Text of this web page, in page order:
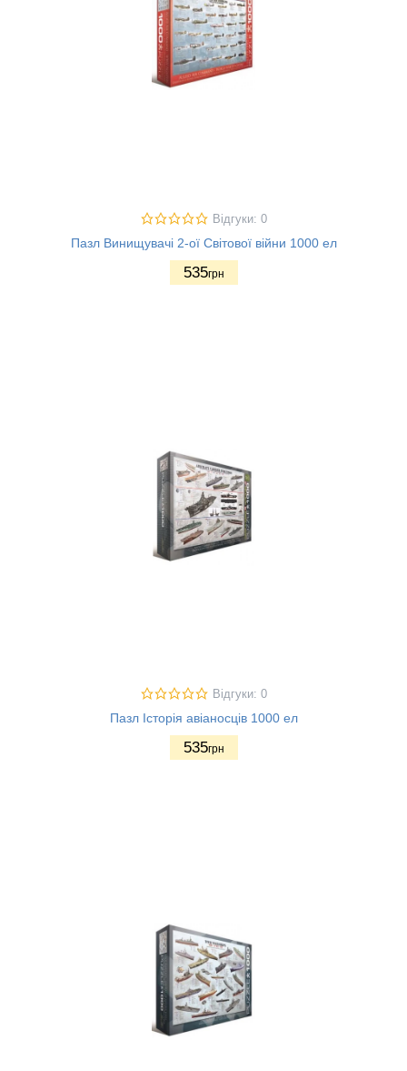
Відгуки: 0
Пазл Винищувачі 2-ої Світової війни 1000 ел
535грн
Відгуки: 0
Пазл Історія авіаносців 1000 ел
535грн